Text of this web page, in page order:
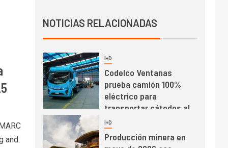
and
NOTICIAS RELACIONADAS
mayo de 2026 cae
10,6%
3 I+D
PIB minero impacta el
crecimiento regional:
Banco Central reporta
resultados dispares en
el primer trimestre
I+D
Informe bimensual de